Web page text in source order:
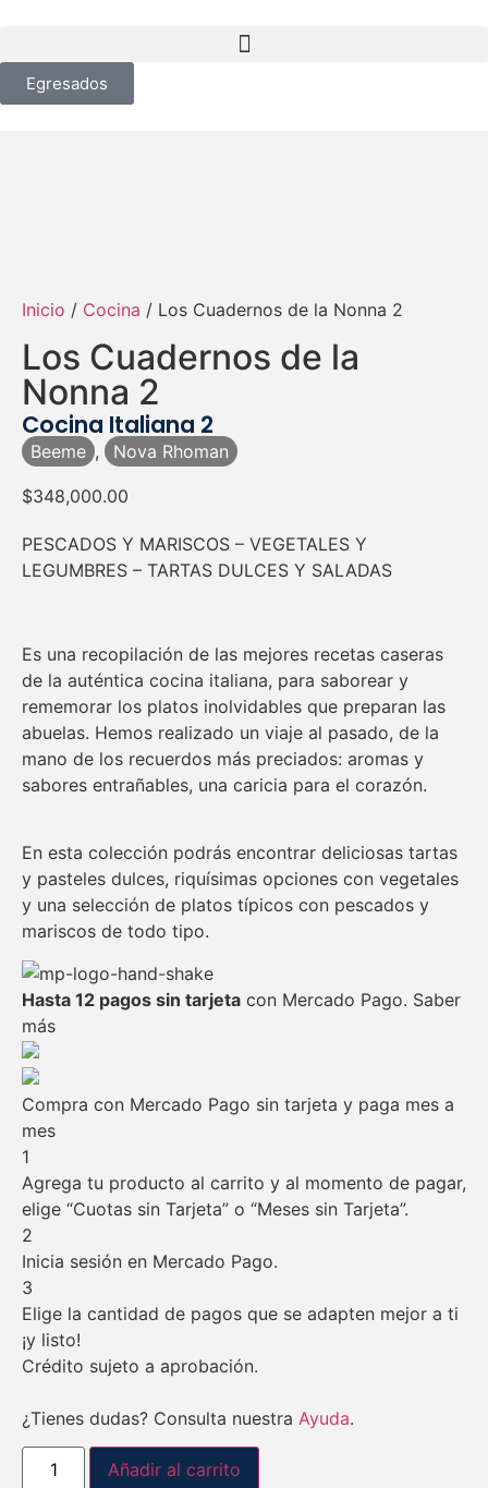
Egresados
Inicio / Cocina / Los Cuadernos de la Nonna 2
Los Cuadernos de la
Nonna 2
Cocina Italiana 2
Beeme , Nova Rhoman
$348,000.00
PESCADOS Y MARISCOS – VEGETALES Y
LEGUMBRES – TARTAS DULCES Y SALADAS
Es una recopilación de las mejores recetas caseras
de la auténtica cocina italiana, para saborear y
rememorar los platos inolvidables que preparan las
abuelas. Hemos realizado un viaje al pasado, de la
mano de los recuerdos más preciados: aromas y
sabores entrañables, una caricia para el corazón.
En esta colección podrás encontrar deliciosas tartas
y pasteles dulces, riquísimas opciones con vegetales
y una selección de platos típicos con pescados y
mariscos de todo tipo.
Hasta 12 pagos sin tarjeta con Mercado Pago. Saber
más
Compra con Mercado Pago sin tarjeta y paga mes a
mes
1
Agrega tu producto al carrito y al momento de pagar,
elige “Cuotas sin Tarjeta” o “Meses sin Tarjeta”.
2
Inicia sesión en Mercado Pago.
3
Elige la cantidad de pagos que se adapten mejor a ti
¡y listo!
Crédito sujeto a aprobación.
¿Tienes dudas? Consulta nuestra Ayuda.
Añadir al carrito